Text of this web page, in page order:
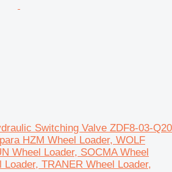
Switching Valve ZDF8-03-Q20
HZM Wheel Loader, WOLF
Wheel Loader, SOCMA Wheel
Loader, TRANER Wheel Loader,